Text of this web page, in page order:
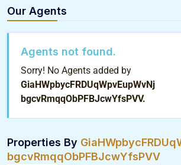
Our Agents
Agents not found.
Sorry! No Agents added by
GiaHWpbycFRDUqWpvEupWvNj
bgcvRmqqObPFBJcwYfsPVV.
Properties By
bgcvRmqqObPFBJcwYfsPVV